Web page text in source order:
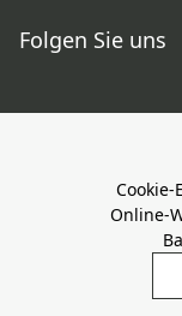
Folgen Sie uns
Online-